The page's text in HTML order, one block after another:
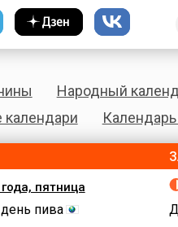
Народный
пятница
пива